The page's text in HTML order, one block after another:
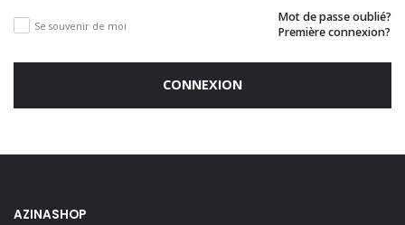
Se souvenir de moi
Mot de passe oublié?
Première connexion?
CONNEXION
AZINASHOP